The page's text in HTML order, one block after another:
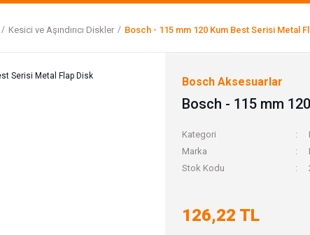
Kesici ve Aşındırıcı Diskler Bosch - 115 mm 120 Kum Best Serisi Metal
Bosch Aksesuarlar
Bosch - 115 mm
Kategori
Marka
Stok Kodu
126,22 TL